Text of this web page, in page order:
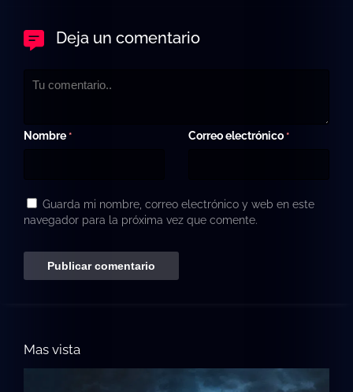
Deja un comentario
Nombre * Correo electrónico *
Guarda mi nombre, correo electrónico y web en este
navegador para la próxima vez que comente.
Mas vista